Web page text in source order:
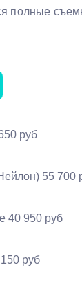
полные
руб
55 700
40 950 руб
руб